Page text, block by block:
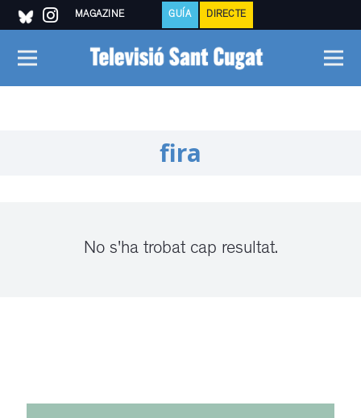
MAGAZINE GUÍA DIRECTE
fira
No s'ha trobat cap resultat.